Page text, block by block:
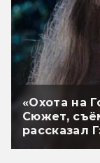
«Охота на
Сюжет,
рассказал